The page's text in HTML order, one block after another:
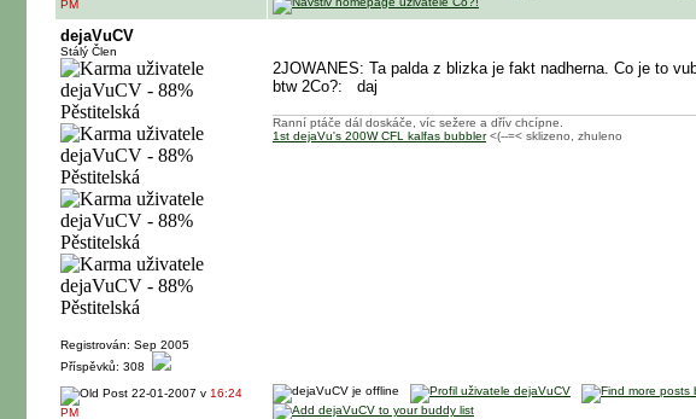
PM
dejaVuCV
Stálý Člen
Registrován: Sep 2005
Příspěvků: 308
2JOWANES: Ta palda z blizka je fakt nadherna. Co je to
btw 2Co?:
daj
Ranní ptáče dál doskáče, víc sežere a dřív chcípne.
1st dejaVu's 200W CFL kalfas bubbler<(--=< sklizeno, zhuleno
22-01-2007 v 16:24
PM